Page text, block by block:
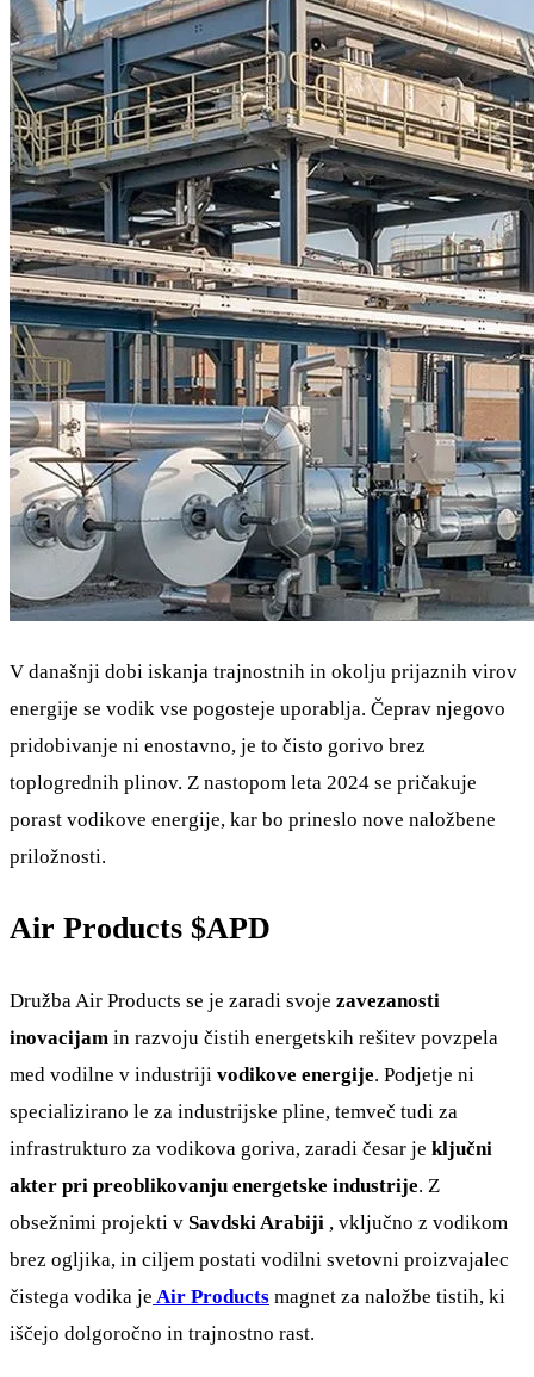
V današnji dobi iskanja trajnostnih in okolju prijaznih virov
energije se vodik vse pogosteje uporablja. Čeprav njegovo
pridobivanje ni enostavno, je to čisto gorivo brez
toplogrednih plinov. Z nastopom leta 2024 se pričakuje
porast vodikove energije, kar bo prineslo nove naložbene
priložnosti.
Air Products $APD
Družba Air Products se je zaradi svoje zavezanosti
inovacijam in razvoju čistih energetskih rešitev povzpela
med vodilne v industriji vodikove energije. Podjetje ni
specializirano le za industrijske pline, temveč tudi za
infrastrukturo za vodikova goriva, zaradi česar je ključni
akter pri preoblikovanju energetske industrije. Z
obsežnimi projekti v Savdski Arabiji , vključno z vodikom
brez ogljika, in ciljem postati vodilni svetovni proizvajalec
čistega vodika je Air Products magnet za naložbe tistih, ki
iščejo dolgoročno in trajnostno rast.